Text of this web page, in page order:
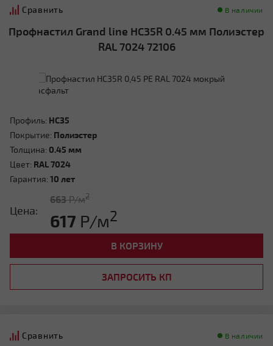
Сравнить В наличии
Профнастил Grand line HC35R 0.45 мм Полиэстер
RAL 7024 72106
Профиль: HC35
Покрытие: Полиэстер
Толщина: 0.45 мм
Цвет: RAL 7024
Гарантия: 10 лет
Цена:
663Р/м2
617 Р/м2
В КОРЗИНУ
ЗАПРОСИТЬ КП
Сравнить В наличии